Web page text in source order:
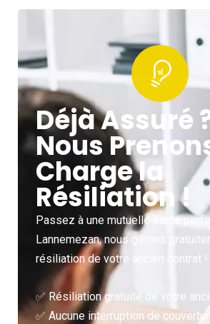
Déjà Assuré
Nous
Charge la
Résiliation !
Passez à une mutuelle santé
Lannemezan, nous gérons
résiliation de votre ancien contrat !
✅ Résiliation gratuite de votre
✅ Aucune interruption de